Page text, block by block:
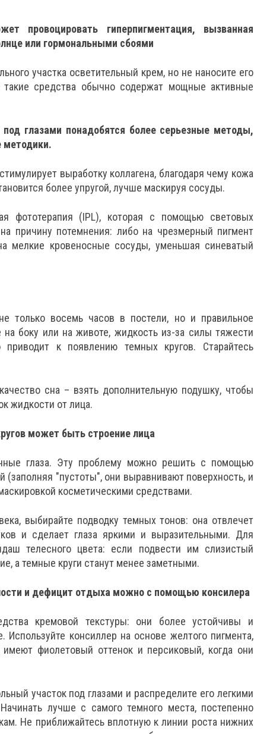
провоцировать гиперпигментация, вызванная
или гормональными сбоями
участка осветительный крем, но не наносите его
средства обычно содержат мощные активные
глазами понадобятся более серьезные методы,
методики.
выработку коллагена, благодаря чему кожа
более упругой, лучше маскируя сосуды.
фототерапия (IPL), которая с помощью световых
причину потемнения: либо на чрезмерный пигмент
мелкие кровеносные сосуды, уменьшая синеватый
только восемь часов в постели, но и правильное
боку или на животе, жидкость из-за силы тяжести
приводит к появлению темных кругов. Старайтесь
сна – взять дополнительную подушку, чтобы
жидкости от лица.
может быть строение лица
глаза. Эту проблему можно решить с помощью
(заполняя "пустоты", они выравнивают поверхность, и
косметическими средствами.
выбирайте подводку темных тонов: она отвлечет
и сделает глаза яркими и выразительными. Для
телесного цвета: если подвести им слизистый
а темные круги станут менее заметными.
и дефицит отдыха можно с помощью консилера
кремовой текстуры: они более устойчивы и
Используйте консиллер на основе желтого пигмента,
фиолетовый оттенок и персиковый, когда они
участок под глазами и распределите его легкими
лучше с самого темного места, постепенно
Не приближайтесь вплотную к линии роста нижних